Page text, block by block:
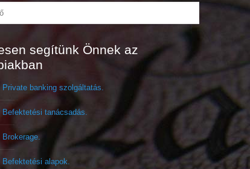
segítünk Önnek az
Private banking szolgáltatás.
Befektetési tanácsadás.
Brokerage.
Befektetési alapok.